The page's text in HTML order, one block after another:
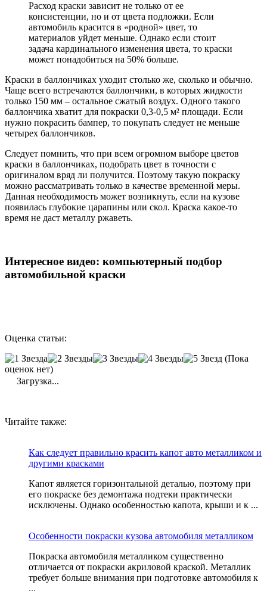
Расход краски зависит не только от ее
консистенции, но и от цвета подложки. Если
автомобиль красится в «родной» цвет, то
материалов уйдет меньше. Однако если стоит
задача кардинального изменения цвета, то краски
может понадобиться на 50% больше.
Краски в баллончиках уходит столько же, сколько и обычно.
Чаще всего встречаются баллончики, в которых жидкости
только 150 мм – остальное сжатый воздух. Одного такого
баллончика хватит для покраски 0,3-0,5 м² площади. Если
нужно покрасить бампер, то покупать следует не меньше
четырех баллончиков.
Следует помнить, что при всем огромном выборе цветов
краски в баллончиках, подобрать цвет в точности с
оригиналом вряд ли получится. Поэтому такую покраску
можно рассматривать только в качестве временной меры.
Данная необходимость может возникнуть, если на кузове
появилась глубокие царапины или скол. Краска какое-то
время не даст металлу ржаветь.
Интересное видео: компьютерный подбор
автомобильной краски
Оценка статьи:
(Пока
оценок нет)
Загрузка...
Читайте также:
Как следует правильно красить капот авто металликом и
другими красками
Капот является горизонтальной деталью, поэтому при
его покраске без демонтажа подтеки практически
исключены. Однако особенностью капота, крыши и к ...
Особенности покраски кузова автомобиля металликом
Покраска автомобиля металликом существенно
отличается от покраски акриловой краской. Металлик
требует больше внимания при подготовке автомобиля к
...